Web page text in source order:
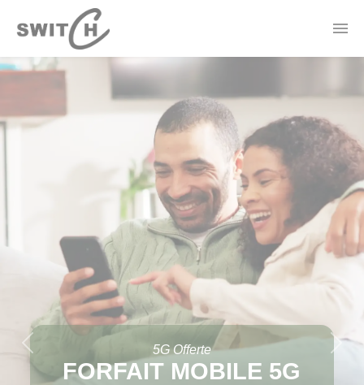
Offres Électricité
Forfaits Mobile
Borne de recharge
Thermostat Connecté
FORFAIT MOBILE 5G
5G Offerte
Previous
Panneau de gestion des cookies